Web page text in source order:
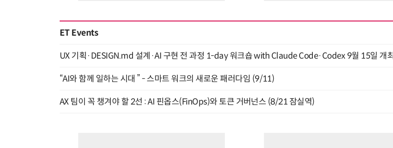
ET Events
UX 기획·DESIGN.md 설계·AI 구현 전 과정 1-day 워크숍 with Claude Code·Codex 9월 15일 개최
“AI와 함께 일하는 시대 ” - 스마트 워크의 새로운 패러다임 (9/11)
AX 팀이 꼭 챙겨야 할 2선 : AI 핀옵스(FinOps)와 토큰 거버넌스 (8/21 잠실역)